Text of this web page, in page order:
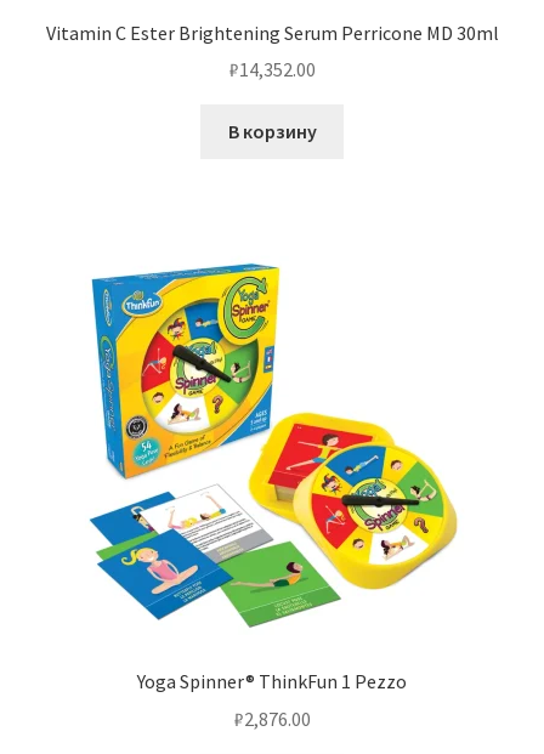
Vitamin C Ester Brightening Serum Perricone MD 30ml
₽14,352.00
В корзину
Yoga Spinner® ThinkFun 1 Pezzo
₽2,876.00